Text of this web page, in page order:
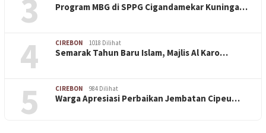
3 Program MBG di SPPG Cigandamekar Kuninga…
4 CIREBON 1018 Dilihat
Semarak Tahun Baru Islam, Majlis Al Karo…
5 CIREBON 984 Dilihat
Warga Apresiasi Perbaikan Jembatan Cipeu…